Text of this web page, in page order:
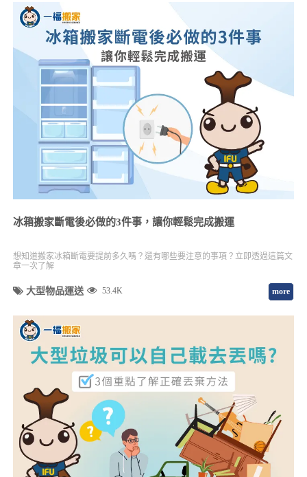
冰箱搬家斷電後必做的3件事，讓你輕鬆完成搬運
想知道搬家冰箱斷電要提前多久嗎？還有哪些要注意的事項？立即透過這篇文
章一次了解
大型物品運送 53.4K more